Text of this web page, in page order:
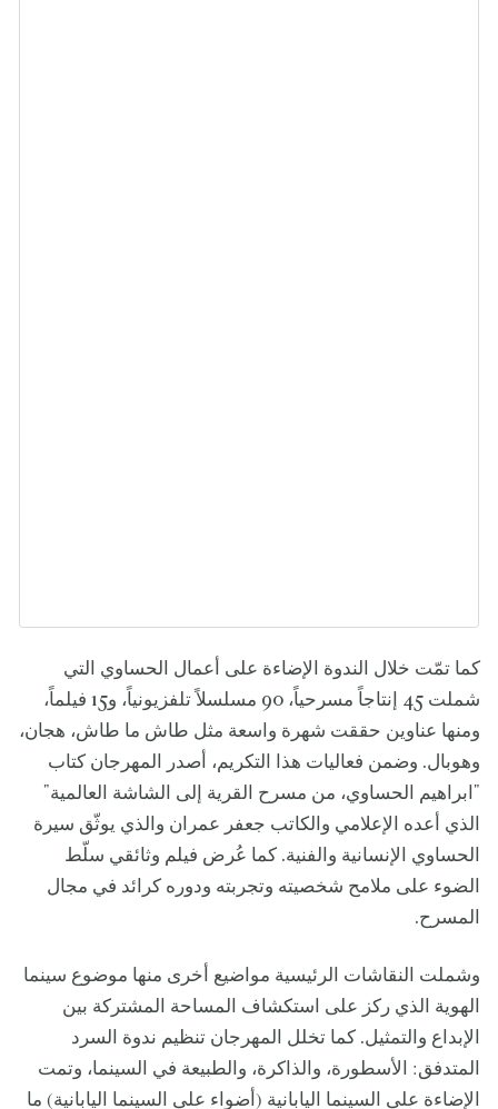
كما تمّت خلال الندوة الإضاءة على أعمال الحساوي التي
شملت 45 إنتاجاً مسرحياً، 90 مسلسلاً تلفزيونياً، و15 فيلماً،
ومنها عناوين حققت شهرة واسعة مثل طاش ما طاش، هجان،
وهوبال. وضمن فعاليات هذا التكريم، أصدر المهرجان كتاب
"ابراهيم الحساوي، من مسرح القرية إلى الشاشة العالمية"
الذي أعده الإعلامي والكاتب جعفر عمران والذي يوثّق سيرة
الحساوي الإنسانية والفنية. كما عُرض فيلم وثائقي سلّط
الضوء على ملامح شخصيته وتجربته ودوره كرائد في مجال
المسرح.
وشملت النقاشات الرئيسية مواضيع أخرى منها موضوع سينما
الهوية الذي ركز على استكشاف المساحة المشتركة بين
الإبداع والتمثيل. كما تخلل المهرجان تنظيم ندوة السرد
المتدفق: الأسطورة، والذاكرة، والطبيعة في السينما، وتمت
الإضاءة على السينما اليابانية (أضواء على السينما اليابانية) ما